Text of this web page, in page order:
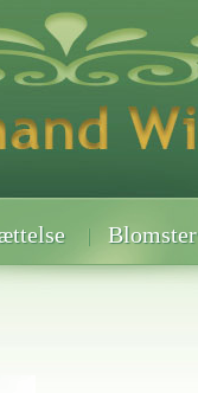
Blomster